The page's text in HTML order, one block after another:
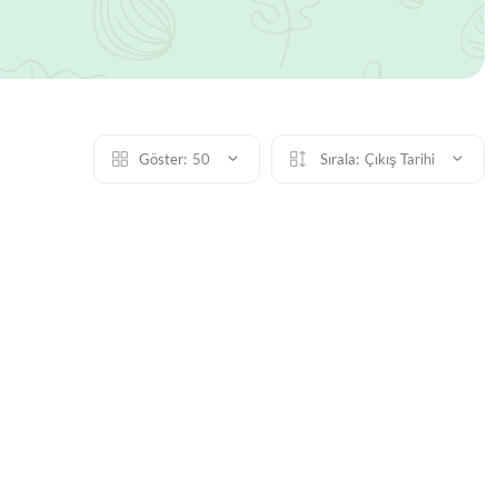
Göster: 50 Sırala: Çıkış Tarihi